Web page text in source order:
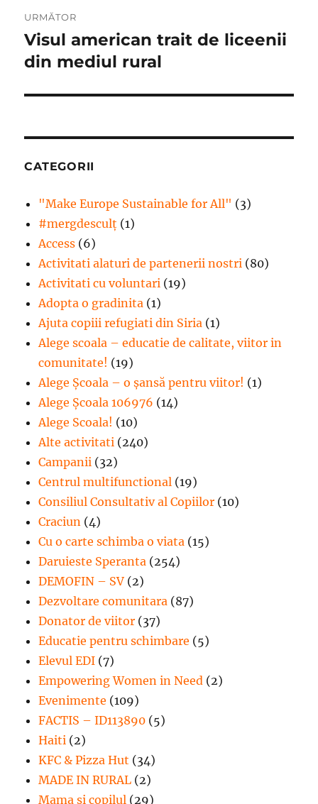
URMĂTOR
Articolul
următor:
Visul american trait de liceenii
din mediul rural
CATEGORII
"Make Europe Sustainable for All" (3)
#mergdesculţ (1)
Access (6)
Activitati alaturi de partenerii nostri (80)
Activitati cu voluntari (19)
Adopta o gradinita (1)
Ajuta copiii refugiati din Siria (1)
Alege scoala – educatie de calitate, viitor in
comunitate! (19)
Alege Şcoala – o şansă pentru viitor! (1)
Alege Școala 106976 (14)
Alege Scoala! (10)
Alte activitati (240)
Campanii (32)
Centrul multifunctional (19)
Consiliul Consultativ al Copiilor (10)
Craciun (4)
Cu o carte schimba o viata (15)
Daruieste Speranta (254)
DEMOFIN – SV (2)
Dezvoltare comunitara (87)
Donator de viitor (37)
Educatie pentru schimbare (5)
Elevul EDI (7)
Empowering Women in Need (2)
Evenimente (109)
FACTIS – ID113890 (5)
Haiti (2)
KFC & Pizza Hut (34)
MADE IN RURAL (2)
Mama si copilul (29)